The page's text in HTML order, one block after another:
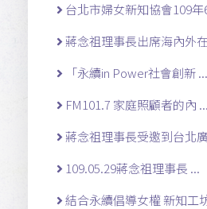
台北市婦女新知協會109年
蔣念祖理事長出席海內外
「永續in Power社會創新 ...
FM101.7 家庭照顧者的內 ...
蔣念祖理事長受邀到台北
109.05.29蔣念祖理事長 ...
結合永續倡導女權 新知工